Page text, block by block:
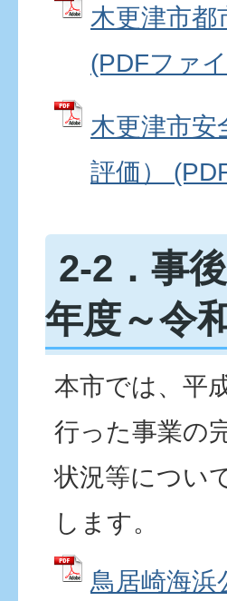
木更津市都
(PDFファ
木更津市安
評価）
2-2．事
年度～令
本市では、平
行った事業の
状況等につい
します。
鳥居崎海浜